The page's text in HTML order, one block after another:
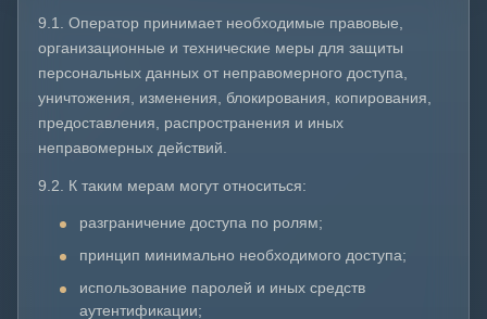
9.1. Оператор принимает необходимые правовые,
организационные и технические меры для защиты
персональных данных от неправомерного доступа,
уничтожения, изменения, блокирования, копирования,
предоставления, распространения и иных
неправомерных действий.
9.2. К таким мерам могут относиться:
разграничение доступа по ролям;
принцип минимально необходимого доступа;
использование паролей и иных средств
аутентификации;